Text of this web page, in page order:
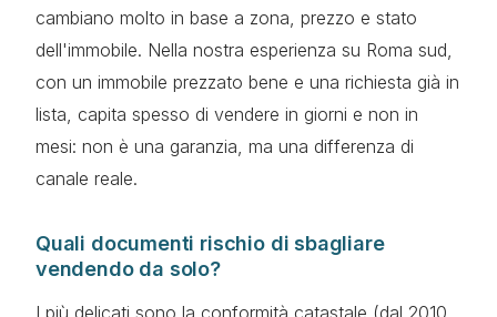
cambiano molto in base a zona, prezzo e stato
dell'immobile. Nella nostra esperienza su Roma sud,
con un immobile prezzato bene e una richiesta già in
lista, capita spesso di vendere in giorni e non in
mesi: non è una garanzia, ma una differenza di
canale reale.
Quali documenti rischio di sbagliare
vendendo da solo?
I più delicati sono la conformità catastale (dal 2010